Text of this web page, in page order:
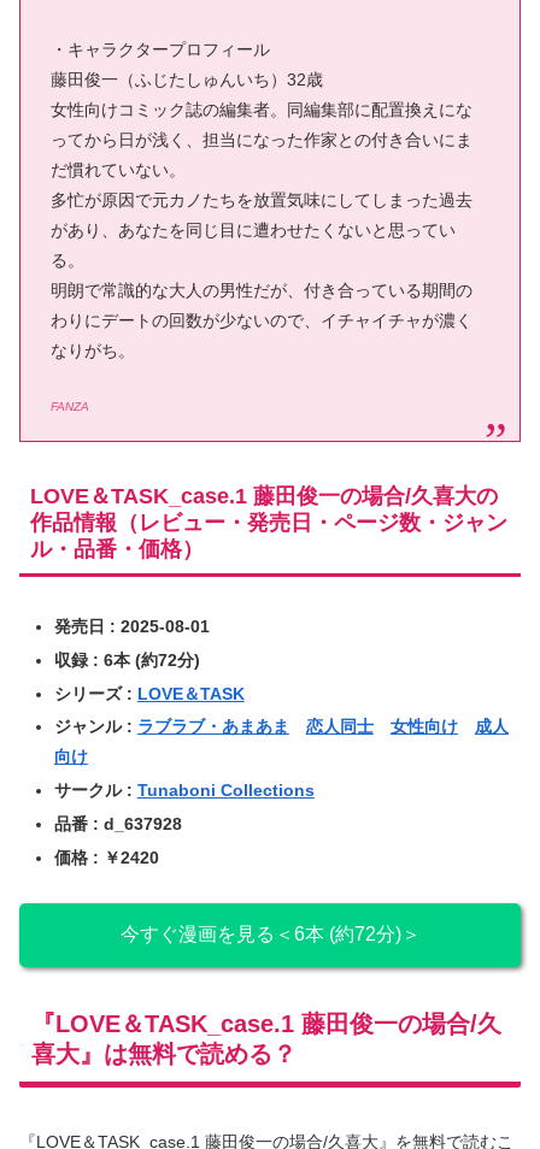
・キャラクタープロフィール
藤田俊一（ふじたしゅんいち）32歳
女性向けコミック誌の編集者。同編集部に配置換えにな
ってから日が浅く、担当になった作家との付き合いにま
だ慣れていない。
多忙が原因で元カノたちを放置気味にしてしまった過去
があり、あなたを同じ目に遭わせたくないと思ってい
る。
明朗で常識的な大人の男性だが、付き合っている期間の
わりにデートの回数が少ないので、イチャイチャが濃く
なりがち。
FANZA
LOVE＆TASK_case.1 藤田俊一の場合/久喜大の
作品情報（レビュー・発売日・ページ数・ジャン
ル・品番・価格）
発売日 : 2025-08-01
収録 : 6本 (約72分)
シリーズ : LOVE＆TASK
ジャンル : ラブラブ・あまあま 恋人同士 女性向け
成人
向け
サークル : Tunaboni Collections
品番 : d_637928
価格 : ￥2420
今すぐ漫画を見る＜6本 (約72分)＞
『LOVE＆TASK_case.1 藤田俊一の場合/久
喜大』は無料で読める？
『LOVE＆TASK_case.1 藤田俊一の場合/久喜大』を無料で読むこ